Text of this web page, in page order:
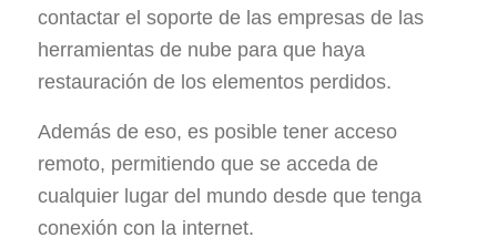
contactar el soporte de las empresas de las
herramientas de nube para que haya
restauración de los elementos perdidos.
Además de eso, es posible tener acceso
remoto, permitiendo que se acceda de
cualquier lugar del mundo desde que tenga
conexión con la internet.